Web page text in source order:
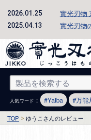
2026.01.25 實光刃物
2025.04.13 實光刃物
人気ワード ： Yaiba 万能
TOP ゆうこさんのレビュー